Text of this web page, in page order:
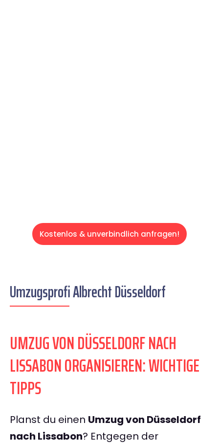
Kostenlos & unverbindlich anfragen!
Umzugsprofi Albrecht Düsseldorf
UMZUG VON DÜSSELDORF NACH
LISSABON ORGANISIEREN: WICHTIGE
TIPPS
Planst du einen Umzug von Düsseldorf
nach Lissabon? Entgegen der